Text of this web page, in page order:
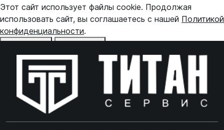
Этот сайт использует файлы cookie. Продолжая
использовать сайт, вы соглашаетесь с нашей Политикой
конфиденциальности.
Online чат
Online чат